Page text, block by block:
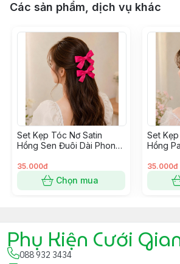
Các sản phẩm, dịch vụ khác
Set Kẹp Tóc Nơ Satin
Hồng Sen Đuôi Dài Phong
35.000đ
Chọn mua
Set
Hồng
35.000đ
Phụ Kiện Cưới
088 932 3434